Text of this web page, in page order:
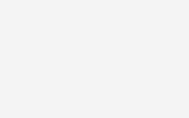
2024 ergeben würden. Bei einer
würde sich ein
300 Wärmepumpen ergeben. In
hohe
Produktionskapazitäten